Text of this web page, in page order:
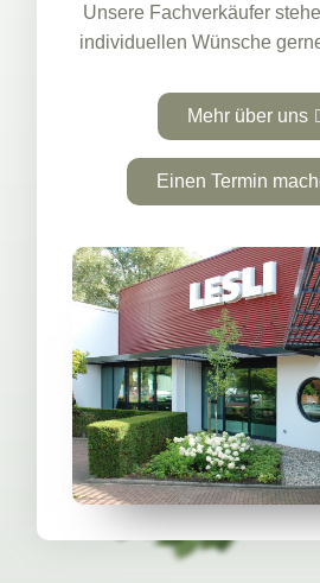
Unsere Fachverkäufer
individuellen Wünsche
Mehr über uns
Einen Termin